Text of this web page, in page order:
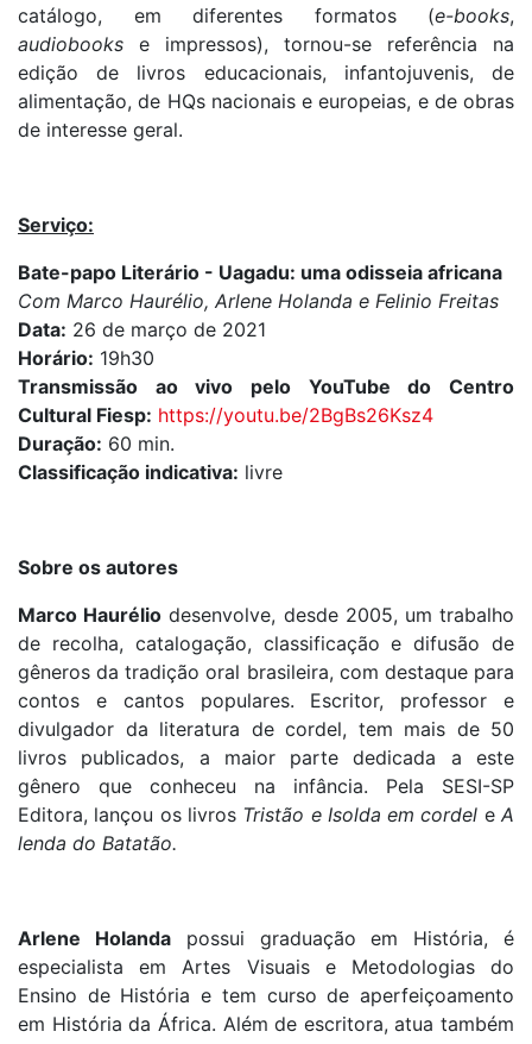
catálogo, em diferentes formatos (e-books,
audiobooks e impressos), tornou-se referência na
edição de livros educacionais, infantojuvenis, de
alimentação, de HQs nacionais e europeias, e de obras
de interesse geral.
Serviço:
Bate-papo Literário - Uagadu: uma odisseia africana
Com Marco Haurélio, Arlene Holanda e Felinio Freitas
Data: 26 de março de 2021
Horário: 19h30
Transmissão ao vivo pelo YouTube do Centro
Cultural Fiesp: https://youtu.be/2BgBs26Ksz4
Duração: 60 min.
Classificação indicativa: livre
Sobre os autores
Marco Haurélio desenvolve, desde 2005, um trabalho
de recolha, catalogação, classificação e difusão de
gêneros da tradição oral brasileira, com destaque para
contos e cantos populares. Escritor, professor e
divulgador da literatura de cordel, tem mais de 50
livros publicados, a maior parte dedicada a este
gênero que conheceu na infância. Pela SESI-SP
Editora, lançou os livros Tristão e Isolda em cordel eA
lenda do Batatão.
Arlene Holandapossui graduação em História, é
especialista em Artes Visuais e Metodologias do
Ensino de História e tem curso de aperfeiçoamento
em História da África. Além de escritora, atua também